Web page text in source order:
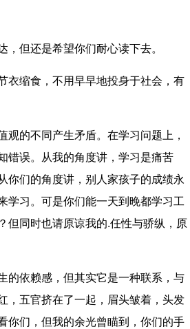
但还是希望你们耐心读下去。
缩食，不用早早地投身于社会，有
的不同产生矛盾。在学习问题上，
错误。从我的角度讲，学习是痛苦
你们的角度讲，别人家孩子的成绩永
学习。可是你们能一天到晚都学习工
但同时也请原谅我的.任性与骄纵，原
依赖感，但其实它是一种联系，与
，五官挤在了一起，眉头皱着，头发
你们，但我的余光曾瞄到，你们的手